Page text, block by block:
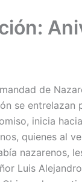
de
se entrelazan
inicia
quie­nes al
nazarenos,
Luis